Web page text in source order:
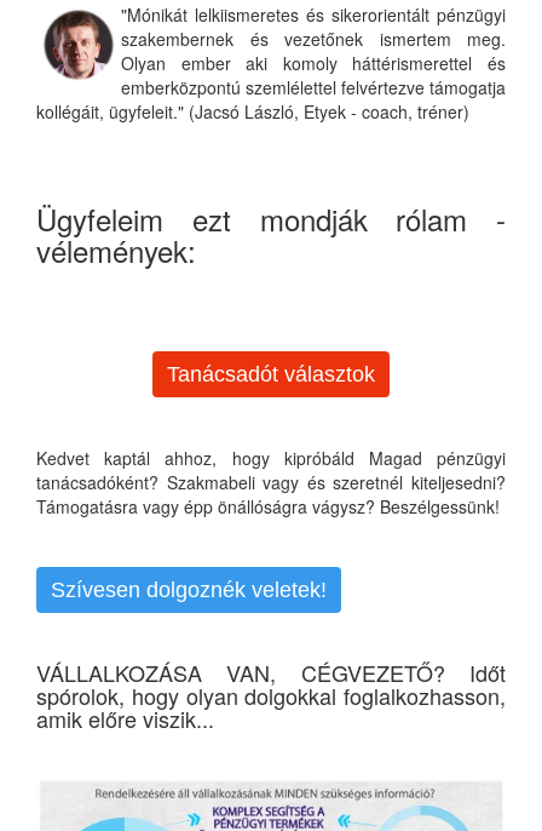
"Mónikát lelkiismeretes és sikerorientált pénzügyi
szakembernek és vezetőnek ismertem meg.
Olyan ember aki komoly háttérismerettel és
emberközpontú szemlélettel felvértezve támogatja
kollégáit, ügyfeleit." (Jacsó László, Etyek - coach, tréner)
Ügyfeleim ezt mondják rólam -
vélemények:
Tanácsadót választok
Kedvet kaptál ahhoz, hogy kipróbáld Magad pénzügyi
tanácsadóként? Szakmabeli vagy és szeretnél kiteljesedni?
Támogatásra vagy épp önállóságra vágysz? Beszélgessünk!
Szívesen dolgoznék veletek!
VÁLLALKOZÁSA VAN, CÉGVEZETŐ? Időt
spórolok, hogy olyan dolgokkal foglalkozhasson,
amik előre viszik...